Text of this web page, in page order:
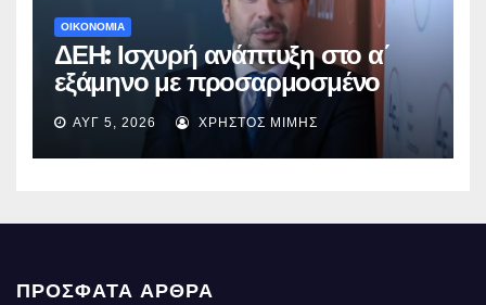
ΟΙΚΟΝΟΜΙΑ
ΔΕΗ: Ισχυρή ανάπτυξη στο α΄
εξάμηνο με προσαρμοσμένο
EBITDA στα €1,2 δισ.
ΑΥΓ 5, 2026 ΧΡΉΣΤΟΣ ΜΊΜΗΣ
ΠΡΌΣΦΑΤΑ ΆΡΘΡΑ